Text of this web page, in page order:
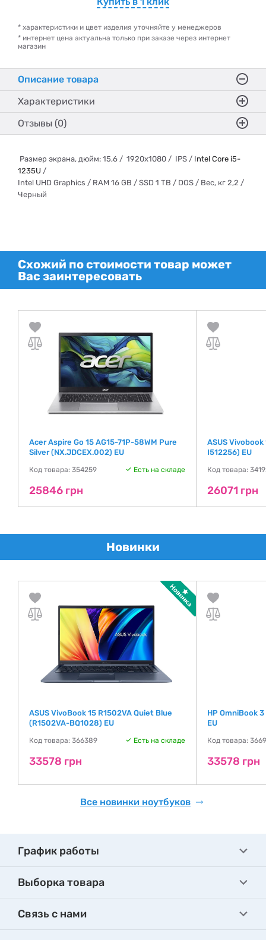
* характеристики и цвет изделия уточняйте у менеджеров
* интернет цена актуальна только при заказе через интернет
магазин
Описание товара
Характеристики
Отзывы (0)
Размер экрана, дюйм: 15,6 / 1920x1080 / IPS / Intel Core i5-
1235U /
Intel UHD Graphics / RAM 16 GB / SSD 1 TB / DOS / Вес, кг 2,2 /
Черный
Схожий по стоимости товар может
Вас заинтересовать
Acer Aspire Go 15 AG15-71P-58WM Pure
Silver (NX.JDCEX.002) EU
Код товара: 354259 Есть на складе
25846 грн
ASUS
I512256) EU
Код товара:
26071 грн
Новинки
ASUS VivoBook 15 R1502VA Quiet Blue
(R1502VA-BQ1028) EU
Код товара: 366389 Есть на складе
33578 грн
HP OmniBook
EU
Код товара:
33578 грн
Все новинки ноутбуков
График работы
Выборка товара
Связь с нами